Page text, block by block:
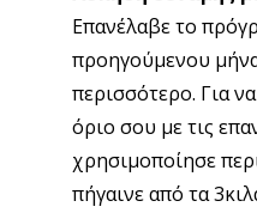
3ος μήνας: Η τελική
κιλά
Στόχος:να χάσω 3 κιλά
Χρόνος:πέντε
εβδομάδα